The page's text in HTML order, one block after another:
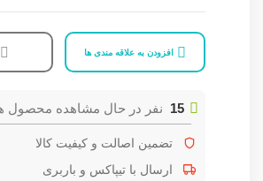
افزودن به علاقه مندی ها
15 نفر در حال مشاهده محصول
تضمین اصالت و کیفیت کالا
ارسال با تیپاکس و باربری